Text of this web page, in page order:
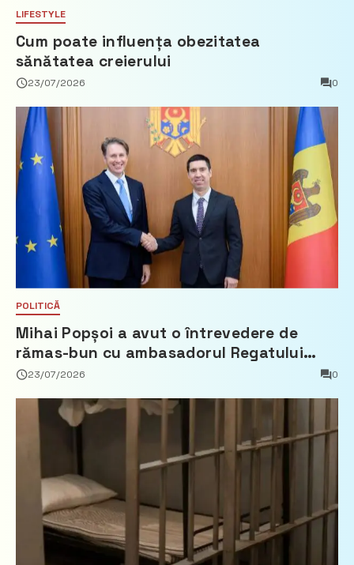
LIFESTYLE
Cum poate influența obezitatea
sănătatea creierului
23/07/2026 0
POLITICĂ
Mihai Popșoi a avut o întrevedere de
rămas-bun cu ambasadorul Regatului
Țărilor de Jos, Fred Duijn
23/07/2026 0